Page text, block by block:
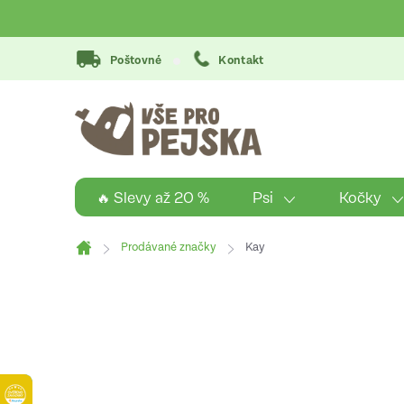
na
Poštovné Kontakt
🔥 Slevy až 20 % Psi Kočky
Domů
Prodávané značky Kay